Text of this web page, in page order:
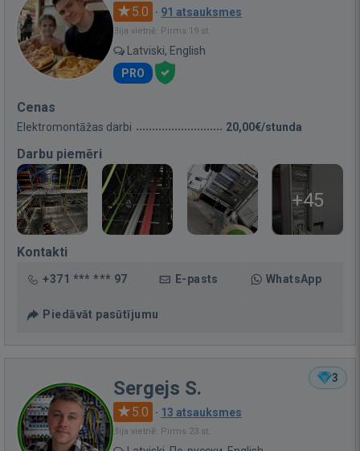
5.0 · 91 atsauksmes
Bija vietnē: Pirms 19 st.
Latviski, English
PRO
Cenas
Elektromontāžas darbi 20,00€/stunda
Darbu piemēri
+45
Kontakti
+371 *** *** 97 E-pasts WhatsApp
Piedāvāt pasūtījumu
3
Sergejs S.
5.0 · 13 atsauksmes
Bija vietnē: Pirms 23 st.